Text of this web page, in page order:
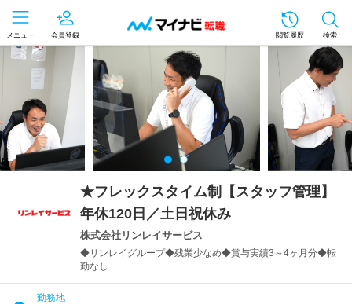
メニュー 会員登録 閲覧履歴 検索
★フレックスタイム制【スタッフ管理】
年休120日／土日祝休み
株式会社リンレイサービス
◆リンレイグループ◆残業少なめ◆賞与実績3～4ヶ月分◆転
勤なし
勤務地